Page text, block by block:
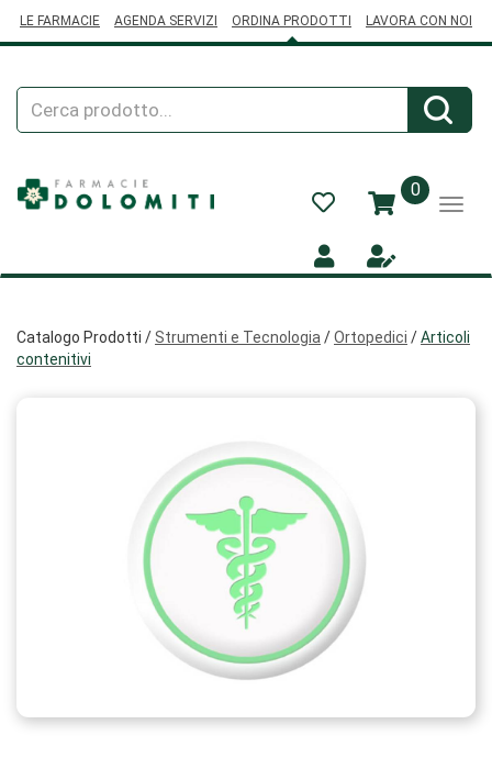
LE FARMACIE AGENDA SERVIZI ORDINA PRODOTTI LAVORA CON NOI
Cerca
Prodotto
0prodotti
inseriti
Catalogo Prodotti / Strumenti e Tecnologia /Ortopedici /Articoli
contenitivi